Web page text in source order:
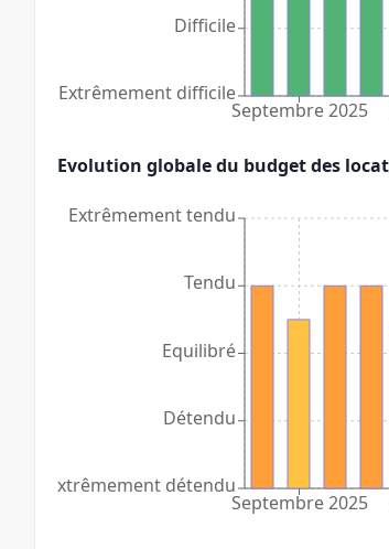
Septembre 2025
Extrêmement difficile
Difficile
Evolution globale du budget des
Septembre 2025
Extrêmement détendu
Détendu
Equilibré
Tendu
Extrêmement tendu